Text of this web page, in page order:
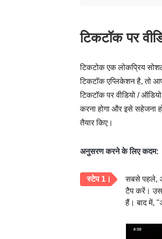
टिकटॉक पर
टिकटोक एक लोकप्रिय
टिकटॉक एप्लिकेशन है, तो
टिकटॉक पर वीडियो /
करना होगा और इसे सहेजना
तैयार किए।
अनुसरण करने के लिए कदम:
स्टेप 1।
सबसे पहले,
टैप करें।
हैं। बाद में,